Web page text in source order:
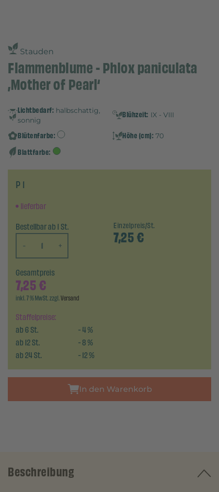
Stauden
Flammenblume - Phlox paniculata
‚Mother of Pearl‘
Lichtbedarf: halbschattig,
sonnig
Blühzeit: IX - VIII
Blütenfarbe: Höhe (cm): 70
Blattfarbe:
P 1
lieferbar
Bestellbar ab 1 St.
-
+
Einzelpreis/St.
7,25€
Staffelpreise:
ab6St. -4%
ab12St. -8%
ab24St. -12%
Gesamtpreis
7,25€
inkl. 7 % MwSt. zzgl.Versand
In den Warenkorb
Beschreibung